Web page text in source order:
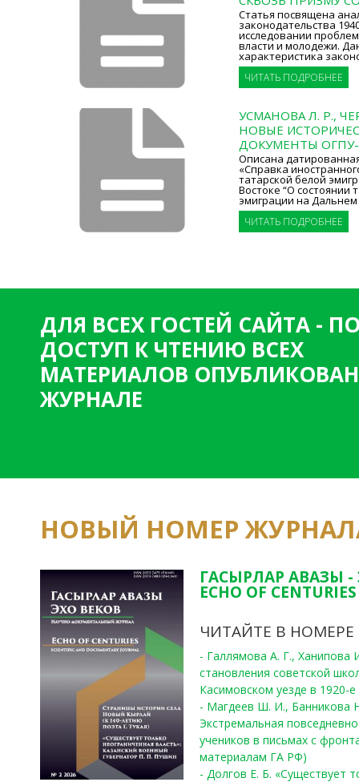
Статья посвящена
законодательства
исследовании
власти и молодежи.
характеристика
ЧИТАТЬ ПОДРОБНЕЕ
УСМАНОВА Л. Р.,
НОВЫЕ
ДОКУМЕНТЫ
Описана
«Справка
татарской белой
Востоке “О состоянии
эмиграции на Дальнем
ЧИТАТЬ ПОДРОБНЕЕ
ДЛЯ ВСЕХ ГОСТЕЙ САЙТА -
ДОСТУП К ЧТЕНИЮ ВСЕХ
МАТЕРИАЛОВ
ЖУРНАЛЕ
НОВЫЙ НОМЕР
ГАСЫРЛАР АВАЗЫ -
ECHO OF
ЧИТАЙТЕ В НОМЕРЕ
- Галлямова А. Г.,
становления советской
Касимовском уезде в 1920-е
- Магдеев Ш. И., Банникова
Экстремальная
учеников в письмах с
материалам ГА РФ)
- Долгов Е. Б. «Существует